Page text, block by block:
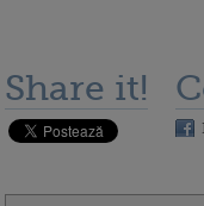
Share it!